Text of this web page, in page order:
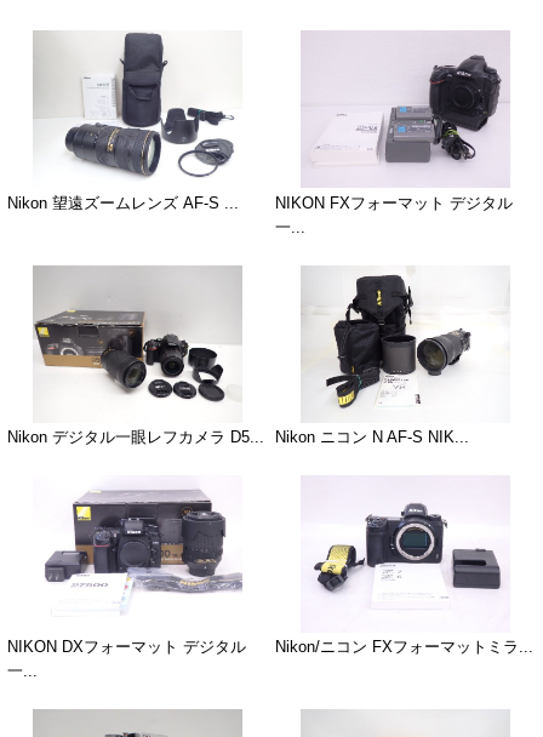
Nikon 望遠ズームレンズ AF-S ...
NIKON FXフォーマット デジタル
一...
Nikon デジタル一眼レフカメラ D5... Nikon ニコン N AF-S NIK...
NIKON DXフォーマット デジタル
一...
Nikon/ニコン FXフォーマットミラ...